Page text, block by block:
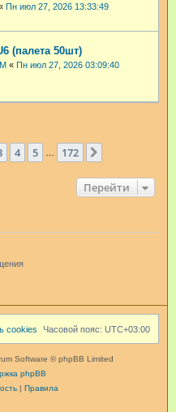
Пн июл 27, 2026 13:33:49
(палета 50шт)
« Пн июл 27, 2026 03:09:40
из 172
4 5 … 172
Перейти
Часовой пояс: UTC+03:00
cookies
Software © phpBB Limited
phpBB
| Правила